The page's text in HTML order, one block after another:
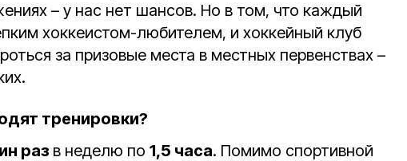
– у нас нет шансов. Но в том, что каждый
хоккеистом-любителем, и хоккейный клуб
за призовые места в местных первенствах –
тренировки?
раз в неделю по 1,5 часа. Помимо спортивной